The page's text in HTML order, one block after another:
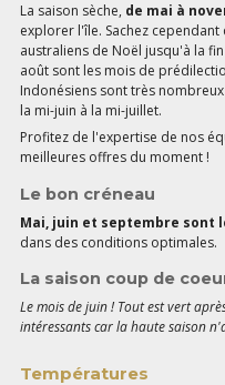
La saison sèche, de mai à
explorer l'île. Sachez
australiens de Noël jusqu'à la
août sont les mois de
Indonésiens sont très
la mi-juin à la mi-juillet.
Profitez de l'expertise de nos
meilleures offres du moment !
Le bon créneau
Mai, juin et septembre sont
dans des conditions optimales.
La saison coup de
Le mois de juin !Tout est vert
intéressants car la haute saison
Températures